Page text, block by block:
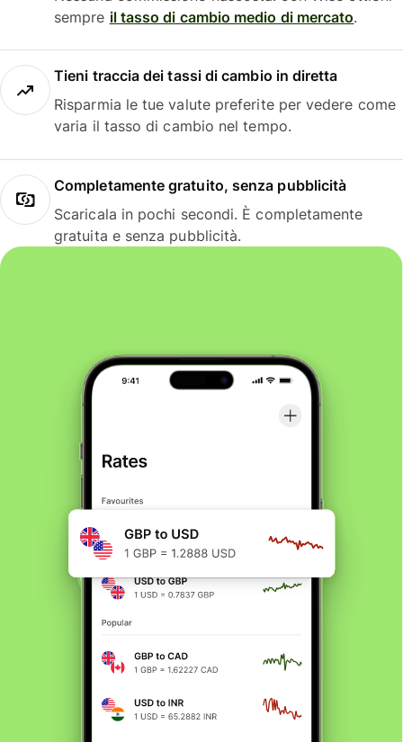
sempre il tasso di cambio medio di mercato.
Tieni traccia dei tassi di cambio in diretta
Risparmia le tue valute preferite per vedere come
varia il tasso di cambio nel tempo.
Completamente gratuito, senza pubblicità
Scaricala in pochi secondi. È completamente
gratuita e senza pubblicità.